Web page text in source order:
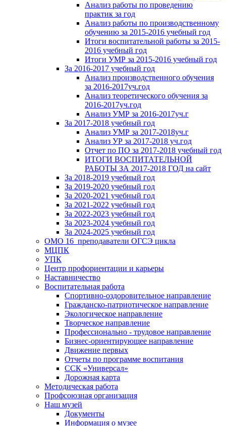
Анализ работы по проведению
практик за год
Анализ работы по производственному
обучению за 2015-2016 учебный год
Итоги воспитательной работы за 2015-
2016 учебный год
Итоги УМР за 2015-2016 учебный год
За 2016-2017 учебный год
Анализ производственного обучения
за 2016-2017уч.год
Анализ теоретического обучения за
2016-2017уч.год
Анализ УМР за 2016-2017уч.г
За 2017-2018 учебный год
Анализ УМР за 2017-2018уч.г
Анализ УР за 2017-2018 уч.год
Отчет по ПО за 2017-2018 учебный год
ИТОГИ ВОСПИТАТЕЛЬНОЙ
РАБОТЫ ЗА 2017-2018 ГОД на сайт
За 2018-2019 учебный год
За 2019-2020 учебный год
За 2020-2021 учебный год
За 2021-2022 учебный год
За 2022-2023 учебный год
За 2023-2024 учебный год
За 2024-2025 учебный год
ОМО 16_преподаватели ОГСЭ цикла
МЦПК
УПК
Центр профориентации и карьеры
Наставничество
Воспитательная работа
Спортивно-оздоровительное направление
Гражданско-патриотическое направление
Экологическое направление
Творческое направление
Профессионально - трудовое направление
Бизнес-ориентирующее направление
Движение первых
Отчеты по программе воспитания
ССК «Универсал»
Дорожная карта
Методическая работа
Профсоюзная организация
Наш музей
Документы
Информация о музее